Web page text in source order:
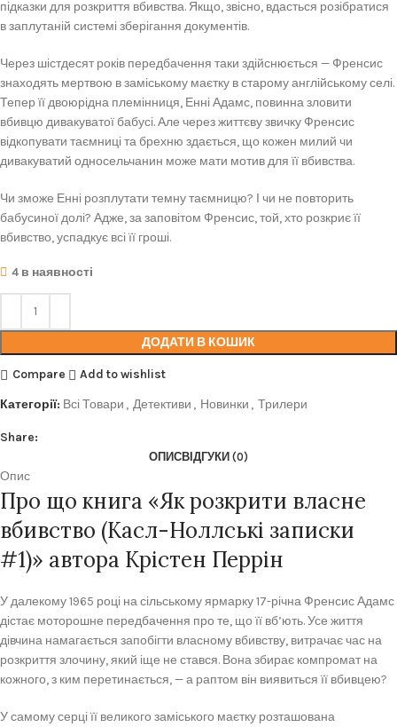
підказки для розкриття вбивства. Якщо, звісно, вдасться розібратися
в заплутаній системі зберігання документів.
Через шістдесят років передбачення таки здійснюється — Френсис
знаходять мертвою в заміському маєтку в старому англійському селі.
Тепер її двоюрідна племінниця, Енні Адамс, повинна зловити
вбивцю дивакуватої бабусі. Але через життєву звичку Френсис
відкопувати таємниці та брехню здається, що кожен милий чи
дивакуватий односельчанин може мати мотив для її вбивства.
Чи зможе Енні розплутати темну таємницю? І чи не повторить
бабусиної долі? Адже, за заповітом Френсис, той, хто розкриє її
вбивство, успадкує всі її гроші.
4 в наявності
ДОДАТИ В КОШИК
Compare
Add to wishlist
Категорії: Всі Товари , Детективи , Новинки , Трилери
Share:
ОПИСВІДГУКИ (0)
Опис
Про що книга «Як розкрити власне
вбивство (Касл-Ноллські записки
#1)» автора Крістен Перрін
У далекому 1965 році на сільському ярмарку 17-річна Френсис Адамс
дістає моторошне передбачення про те, що її вб’ють. Усе життя
дівчина намагається запобігти власному вбивству, витрачає час на
розкриття злочину, який іще не стався. Вона збирає компромат на
кожного, з ким перетинається, — а раптом він виявиться її вбивцею?
У самому серці її великого заміського маєтку розташована